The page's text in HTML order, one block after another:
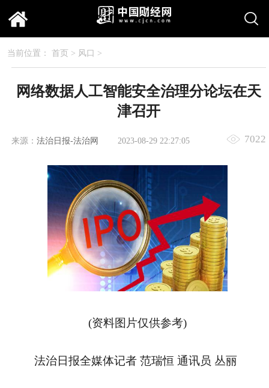
当前位置： 首页 > 风口 >
网络数据人工智能安全治理分论坛在天
津召开
来源： 法治日报-法治网 2023-08-29 22:27:05 7022
(资料图片仅供参考)
法治日报全媒体记者 范瑞恒 通讯员 丛丽